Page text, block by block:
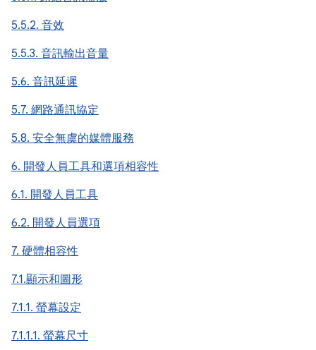
5.5.2. 音效
5.5.3. 音訊輸出音量
5.6. 音訊延遲
5.7. 網路通訊協定
5.8. 安全無虞的媒體服務
6. 開發人員工具和選項相容性
6.1. 開發人員工具
6.2. 開發人員選項
7. 硬體相容性
7.1.顯示和圖形
7.1.1. 螢幕設定
7.1.1.1. 螢幕尺寸